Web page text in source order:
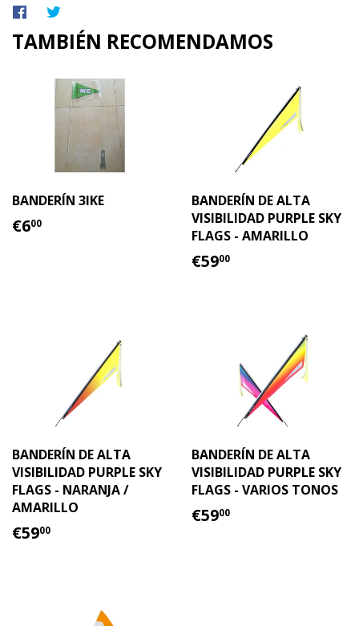
Compartir
en
Facebook
en
Twitter
TAMBIÉN RECOMENDAMOS
BANDERÍN 3IKE
PRECIO
€600
BANDERÍN DE ALTA
VISIBILIDAD PURPLE SKY
FLAGS - AMARILLO
PRECIO
€5900
BANDERÍN DE ALTA
VISIBILIDAD PURPLE SKY
FLAGS - NARANJA /
AMARILLO
PRECIO
€5900
BANDERÍN DE ALTA
VISIBILIDAD PURPLE SKY
FLAGS - VARIOS TONOS
PRECIO
€5900